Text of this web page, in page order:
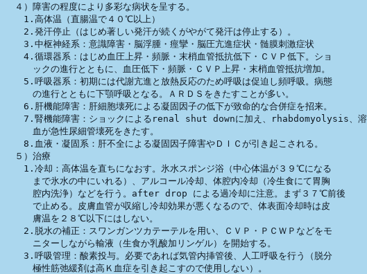
４）障害の程度により多彩な病状を呈する。
1.高体温（直腸温で４０℃以上）
2.発汗停止（はじめ著しい発汗が続くがやがて発汗は停止する）。
3.中枢神経系：意識障害・脳浮腫・痙攣・脳圧亢進症状・髄膜刺激症状
4.循環器系：はじめ血圧上昇・頻脈・末梢血管抵抗低下・ＣＶＰ低下。ショ
ックの進行とともに、血圧低下・頻脈・ＣＶＰ上昇・末梢血管抵抗増加。
5.呼吸器系：初期には代謝亢進と放熱反応のため呼吸は促迫し頻呼吸。病態
の進行とともに下顎呼吸となる。ＡＲＤＳをきたすことが多い。
6.肝機能障害：肝細胞壊死による凝固因子の低下が致命的な合併症を招来。
7.腎機能障害：ショックによるrenal shut downに加え、rhabdomyolysis、溶
血が急性尿細管壊死をきたす。
8.血液・凝固系：肝不全による凝固因子障害やＤＩＣが引き起こされる。
５）治療
1.冷却：高体温を直ちになおす。氷水スポンジ浴（中心体温が３９℃になる
まで氷水の中にいれる）、アルコール冷却、体腔内冷却（冷生食にて胃胸
腔内洗浄）などを行う。after drop による過冷却に注意。まず３７℃前後
で止める。皮膚血管が収縮し冷却効果が悪くなるので、体表面冷却時は皮
膚温を２８℃以下にはしない。
2.脱水の補正：スワンガンツカテーテルを用い、ＣＶＰ・ＰＣＷＰなどをモ
ニターしながら輸液（生食か乳酸加リンゲル）を開始する。
3.呼吸管理：酸素投与。必要であれば気管内挿管後、人工呼吸を行う（脱分
極性筋弛緩剤は高Ｋ血症を引き起こすので使用しない）。